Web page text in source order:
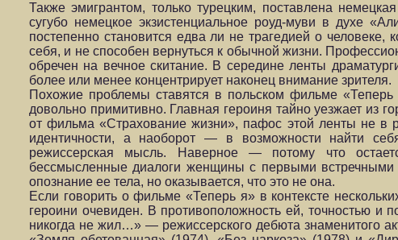
Также эмигрантом, только турецким, поставлена
сугубо немецкое экзистенциальное роуд-муви в духе
постепенно становится едва ли не трагедией о
себя, и не способен вернуться к обычной жизни.
обречен на вечное скитание. В середине ленты
более или менее концентрирует наконец внимание зрителя.
Похожие проблемы ставятся в польском фильме
довольно примитивно. Главная героиня тайно уезжает из
от фильма «Страхование жизни», пафос этой ленты не в
идентичности, а наоборот — в возможности найти
режиссерская мысль. Наверное — потому что
бессмысленные диалоги женщины с первыми встречными
опознание ее тела, но оказывается, что это не она.
Если говорить о фильме «Теперь я» в контексте
героини очевиден. В противоположность ей, точностью и
никогда не жил…» — режиссерского дебюта знаменитого